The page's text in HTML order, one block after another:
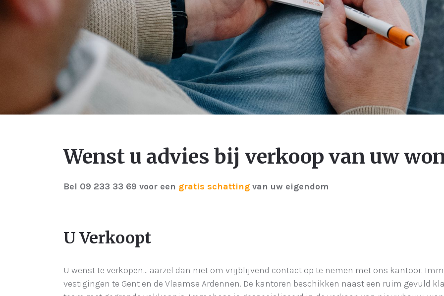
Wenst u advies bij verkoop van uw
Bel 09 233 33 69 voor een gratis schatting van uw eigendom
U Verkoopt
U wenst te verkopen… aarzel dan niet om vrijblijvend contact op te nemen met ons kantoor.
vestigingen te Gent en de Vlaamse Ardennen. De kantoren beschikken naast een ruim gevuld